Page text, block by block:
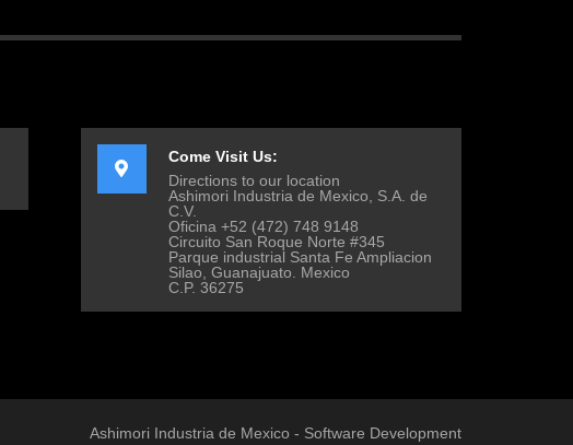
Come Visit Us:
Directions to our location
Ashimori Industria de Mexico, S.A. de
C.V.
Oficina +52 (472) 748 9148
Circuito San Roque Norte #345
Parque industrial Santa Fe Ampliacion
Silao, Guanajuato. Mexico
C.P. 36275
Ashimori Industria de Mexico - Software Development